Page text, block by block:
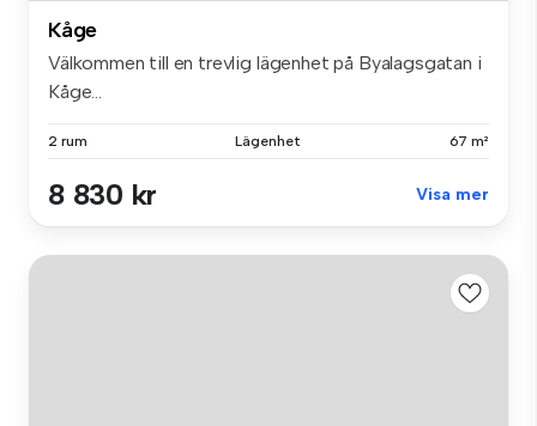
Kåge
Välkommen till en trevlig lägenhet på Byalagsgatan i
Kåge...
2 rum Lägenhet 67 m²
8 830 kr Visa mer